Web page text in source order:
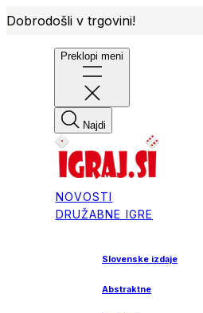
Dobrodošli v trgovini!
Preklopi meni
Najdi
NOVOSTI
DRUŽABNE IGRE
Slovenske izdaje
Abstraktne